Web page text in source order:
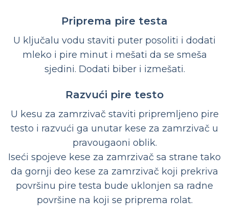
Priprema pire testa
U ključalu vodu staviti puter posoliti i dodati
mleko i pire minut i mešati da se smeša
sjedini. Dodati biber i izmešati.
Razvući pire testo
U kesu za zamrzivač staviti pripremljeno pire
testo i razvući ga unutar kese za zamrzivač u
pravougaoni oblik.
Iseći spojeve kese za zamrzivač sa strane tako
da gornji deo kese za zamrzivač koji prekriva
površinu pire testa bude uklonjen sa radne
površine na koji se priprema rolat.